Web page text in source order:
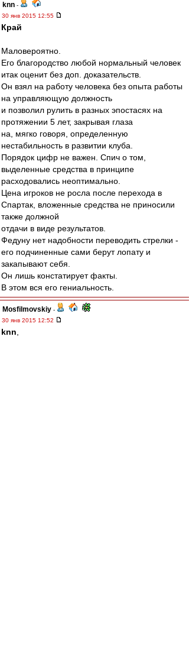
knn -
30 янв 2015 12:55
Край
Маловероятно.
Его благородство любой нормальный человек
итак оценит без доп. доказательств.
Он взял на работу человека без опыта работы
на управляющую должность
и позволил рулить в разных эпостасях на
протяжении 5 лет, закрывая глаза
на, мягко говоря, определенную
нестабильность в развитии клуба.
Порядок цифр не важен. Спич о том,
выделенные средства в принципе
расходовались неоптимально.
Цена игроков не росла после перехода в
Спартак, вложенные средства не приносили
также должной
отдачи в виде результатов.
Федуну нет надобности переводить стрелки -
его подчиненные сами берут лопату и
закапывают себя.
Он лишь констатирует факты.
В этом вся его гениальность.
Mosfilmovskiy -
30 янв 2015 12:52
knn